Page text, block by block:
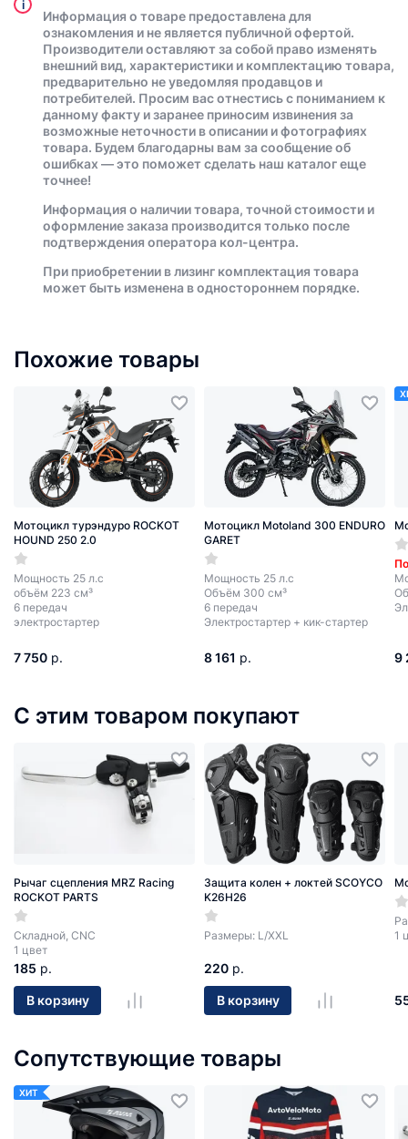
i
Информация о товаре предоставлена для
ознакомления и не является публичной офертой.
Производители оставляют за собой право изменять
внешний вид, характеристики и комплектацию товара,
предварительно не уведомляя продавцов и
потребителей. Просим вас отнестись с пониманием к
данному факту и заранее приносим извинения за
возможные неточности в описании и фотографиях
товара. Будем благодарны вам за сообщение об
ошибках — это поможет сделать наш каталог еще
точнее!
Информация о наличии товара, точной стоимости и
оформление заказа производится только после
подтверждения оператора кол-центра.
При приобретении в лизинг комплектация товара
может быть изменена в одностороннем порядке.
Похожие товары
Мотоцикл турэндуро ROCKOT
HOUND 250 2.0
Мощность 25 л.с
объём 223 см³
6 передач
электростартер
7 750 р.
Мотоцикл Motoland 300 ENDURO
GARET
Мощность 25 л.с
Объём 300 см³
6 передач
Электростартер + кик-стартер
8 161 р. 9
С этим товаром покупают
Рычаг сцепления MRZ Racing
ROCKOT PARTS
Cкладной, CNC
1 цвет
185 р.
В корзину
Защита колен + локтей SCOYCO
K26H26
Размеры: L/ХХL
220 р.
В корзину
1
Сопутствующие товары
ХИТ